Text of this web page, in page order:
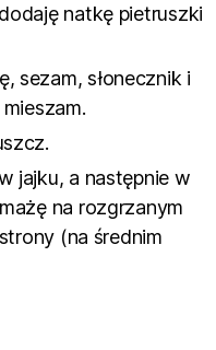
natkę pietruszki
sezam, słonecznik i
jajku, a następnie w
na rozgrzanym
(na średnim